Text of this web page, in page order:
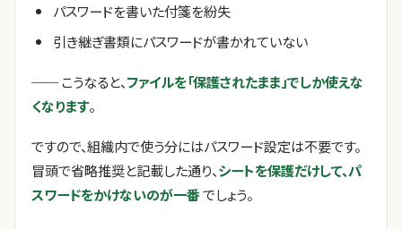
パスワードを書いた付箋を紛失
引き継ぎ書類にパスワードが書かれていない
── こうなると、ファイルを「保護されたまま」でしか使えな
くなります。
ですので、組織内で使う分にはパスワード設定は不要です。
冒頭で省略推奨と記載した通り、シートを保護だけして、パ
スワードをかけないのが一番でしょう。